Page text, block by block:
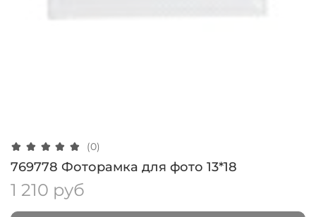
(0)
769778 Фоторамка для фото 13*18
1 210 руб